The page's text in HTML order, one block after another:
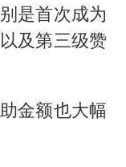
是首次成为
及第三级赞
金额也大幅